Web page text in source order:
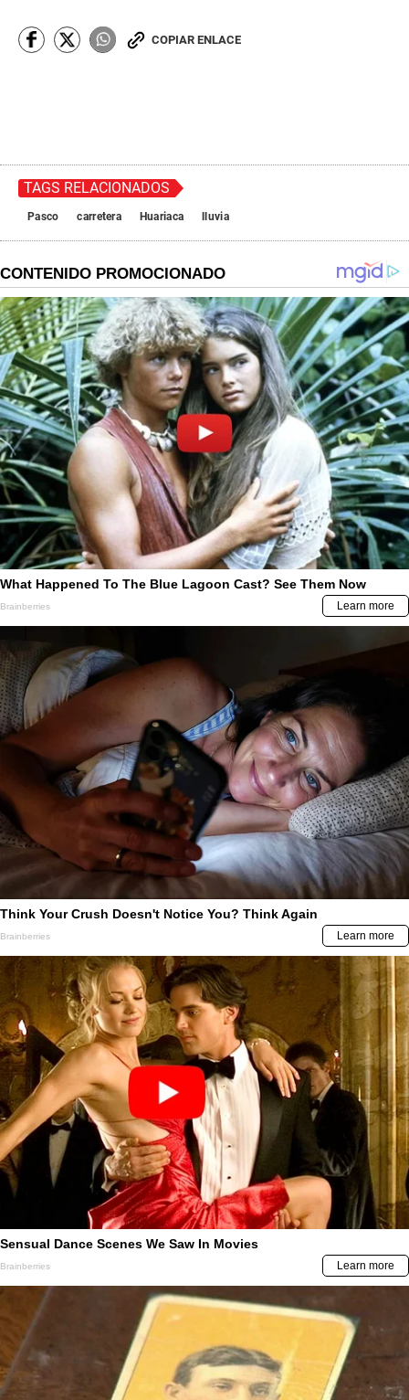
COPIAR ENLACE
TAGS RELACIONADOS
Pasco carretera Huariaca lluvia